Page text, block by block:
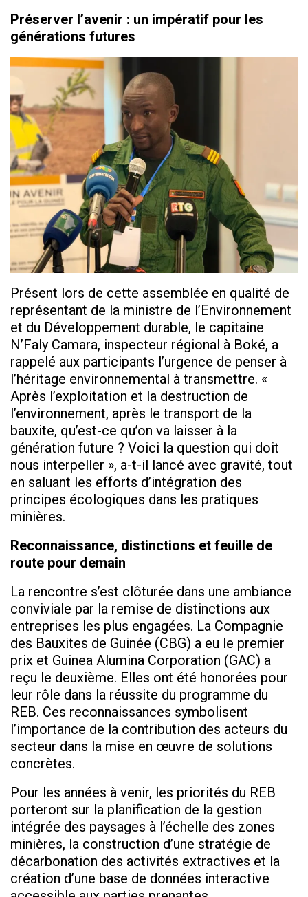
Préserver l’avenir : un impératif pour les
générations futures
Présent lors de cette assemblée en qualité de
représentant de la ministre de l’Environnement
et du Développement durable, le capitaine
N’Faly Camara, inspecteur régional à Boké, a
rappelé aux participants l’urgence de penser à
l’héritage environnemental à transmettre. «
Après l’exploitation et la destruction de
l’environnement, après le transport de la
bauxite, qu’est-ce qu’on va laisser à la
génération future ? Voici la question qui doit
nous interpeller », a-t-il lancé avec gravité, tout
en saluant les efforts d’intégration des
principes écologiques dans les pratiques
minières.
Reconnaissance, distinctions et feuille de
route pour demain
La rencontre s’est clôturée dans une ambiance
conviviale par la remise de distinctions aux
entreprises les plus engagées. La Compagnie
des Bauxites de Guinée (CBG) a eu le premier
prix et Guinea Alumina Corporation (GAC) a
reçu le deuxième. Elles ont été honorées pour
leur rôle dans la réussite du programme du
REB. Ces reconnaissances symbolisent
l’importance de la contribution des acteurs du
secteur dans la mise en œuvre de solutions
concrètes.
Pour les années à venir, les priorités du REB
porteront sur la planification de la gestion
intégrée des paysages à l’échelle des zones
minières, la construction d’une stratégie de
décarbonation des activités extractives et la
création d’une base de données interactive